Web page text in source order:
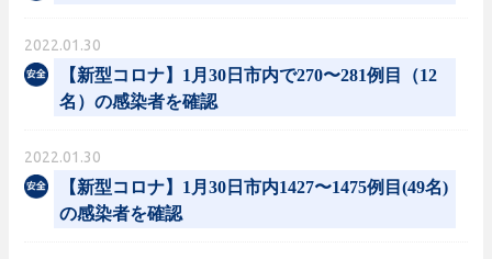
2022.01.30
【新型コロナ】1月30日市内で270〜281例目（12
名）の感染者を確認
2022.01.30
【新型コロナ】1月30日市内1427〜1475例目(49名)
の感染者を確認